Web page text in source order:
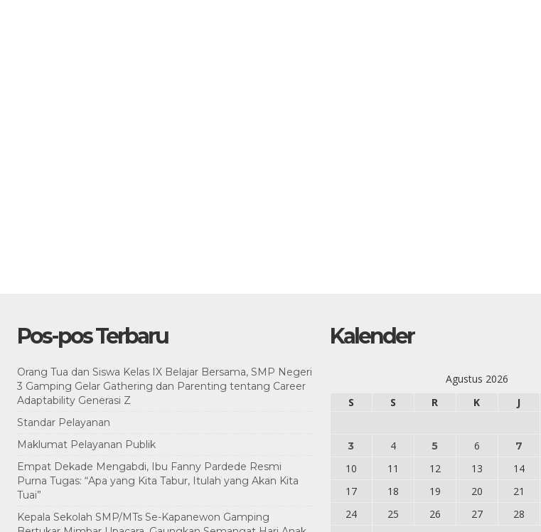
Pos-pos Terbaru
Orang Tua dan Siswa Kelas IX Belajar Bersama, SMP Negeri
3 Gamping Gelar Gathering dan Parenting tentang Career
Adaptability Generasi Z
Standar Pelayanan
Maklumat Pelayanan Publik
Empat Dekade Mengabdi, Ibu Fanny Pardede Resmi
Purna Tugas: “Apa yang Kita Tabur, Itulah yang Akan Kita
Tuai”
Kepala Sekolah SMP/MTs Se-Kapanewon Gamping
Kalender
Agustus 2026
S
S R K J
3 4 5 6 7
10
11 12 13 14
17
18 19 20 21
24
25 26 27 28